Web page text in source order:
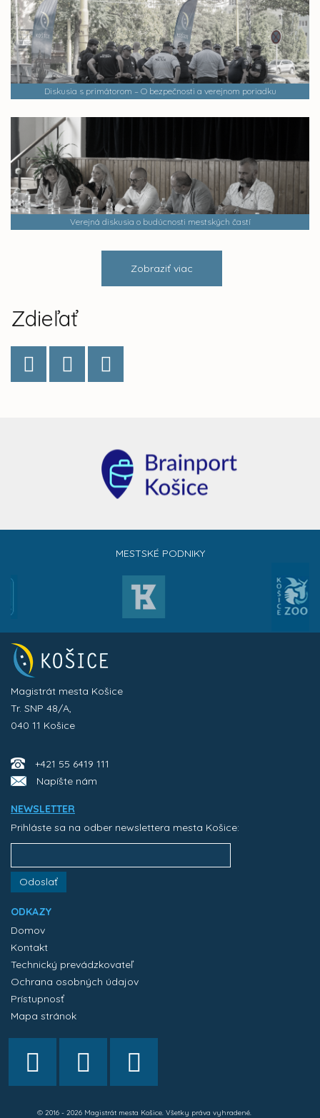
Diskusia s primátorom – O bezpečnosti a verejnom poriadku
Verejná diskusia o budúcnosti mestských častí
Zobraziť viac
Zdieľať
MESTSKÉ PODNIKY
Magistrát mesta Košice
Tr. SNP 48/A,
040 11 Košice
+421 55 6419 111
Napíšte nám
NEWSLETTER
Prihláste sa na odber newslettera mesta Košice:
Odoslať
ODKAZY
Domov
Kontakt
Technický prevádzkovateľ
Ochrana osobných údajov
Prístupnosť
Mapa stránok
© 2016 - 2026 Magistrát mesta Košice. Všetky práva vyhradené.